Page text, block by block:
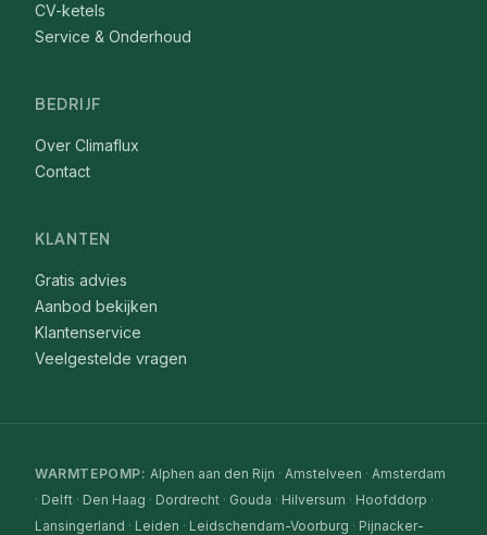
CV-ketels
Service & Onderhoud
BEDRIJF
Over Climaflux
Contact
KLANTEN
Gratis advies
Aanbod bekijken
Klantenservice
Veelgestelde vragen
WARMTEPOMP:Alphen aan den Rijn ·Amstelveen ·Amsterdam
· Delft · Den Haag · Dordrecht · Gouda · Hilversum · Hoofddorp ·
Lansingerland · Leiden · Leidschendam-Voorburg · Pijnacker-